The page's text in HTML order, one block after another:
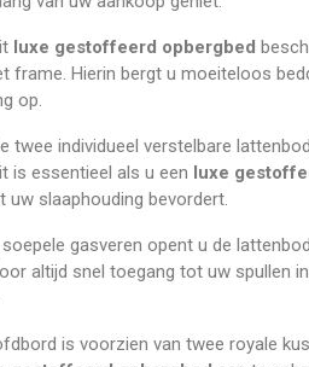
luxe gestoffeerd opbergbed
frame. Hierin bergt u moeiteloos
op.
twee individueel verstelbare
is essentieel als u een luxe
uw slaaphouding bevordert.
soepele gasveren opent u de
altijd snel toegang tot uw spullen
is voorzien van twee royale